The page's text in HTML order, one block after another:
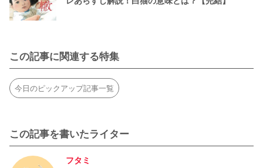
この記事に関連する特集
今日のピックアップ記事一覧
この記事を書いたライター
フタミ